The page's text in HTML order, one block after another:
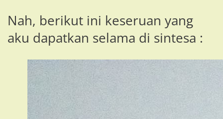
Nah, berikut ini keseruan yang
aku dapatkan selama di sintesa :